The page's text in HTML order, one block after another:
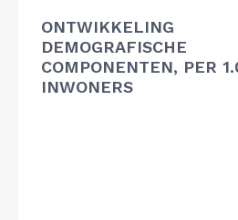
ONTWIKKELING
DEMOGRAFISCHE
COMPONENTEN, PER
INWONERS